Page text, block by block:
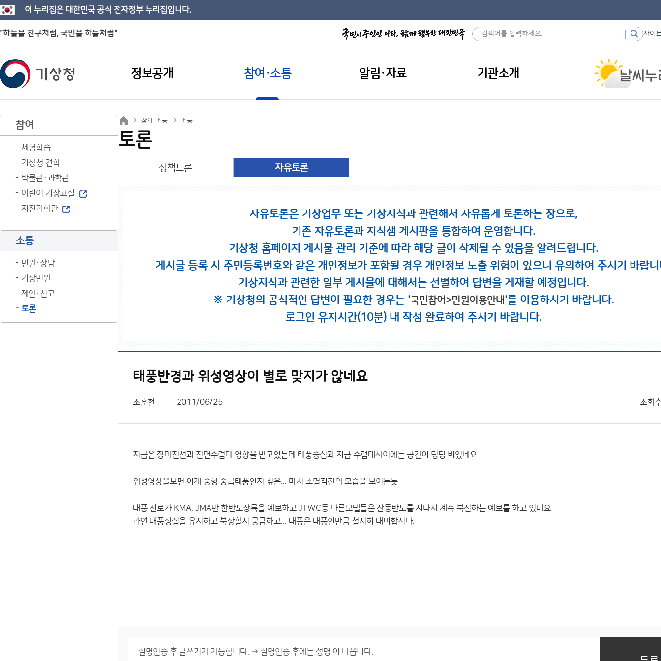
이 누리집은 대한민국 공식 전자정부 누리집입니다.
"하늘을 친구처럼, 국민을 하늘처럼" 사이
정보공개 참여·소통 알림·자료 기관소개
참여
체험학습
기상청 견학
박물관·과학관
어린이 기상교실
지진과학관
소통
민원·상담
기상민원
제안·신고
토론
참여·소통 소통
토론
정책토론 자유토론
자유토론은 기상업무 또는 기상지식과 관련해서 자유롭게 토론하는 장으로,
기존 자유토론과 지식샘 게시판을 통합하여 운영합니다.
기상청 홈페이지 게시물 관리 기준에 따라 해당 글이 삭제될 수 있음을 알려드립니다.
게시글 등록 시 주민등록번호와 같은 개인정보가 포함될 경우 개인정보 노출 위험이 있으니 유의하여 주시기 바랍니
기상지식과 관련한 일부 게시물에 대해서는 선별하여 답변을 게재할 예정입니다.
※ 기상청의 공식적인 답변이 필요한 경우는 '국민참여>민원이용안내'를 이용하시기 바랍니다.
로그인 유지시간(10분) 내 작성 완료하여 주시기 바랍니다.
태풍반경과 위성영상이 별로 맞지가 않네요
조훈현 2011/06/25 조회
지금은 장마전선과 전면수렴대 영향을 받고있는데 태풍중심과 지금 수렴대사이에는 공간이 텅텅 비었네요
위성영상을보면 이게 중형 중급태풍인지 싶은... 마치 소멸직전의 모습을 보이는듯
태풍 진로가 KMA, JMA만 한반도상륙을 예보하고 JTWC등 다른모델들은 산둥반도를 지나서 계속 북진하는 예보를 하고 있네요
과연 태풍성질을 유지하고 북상할지 궁금하고... 태풍은 태풍인만큼 철저히 대비합시다.